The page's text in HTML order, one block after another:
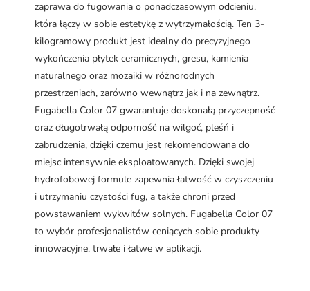
zaprawa do fugowania o ponadczasowym odcieniu,
która łączy w sobie estetykę z wytrzymałością. Ten 3-
kilogramowy produkt jest idealny do precyzyjnego
wykończenia płytek ceramicznych, gresu, kamienia
naturalnego oraz mozaiki w różnorodnych
przestrzeniach, zarówno wewnątrz jak i na zewnątrz.
Fugabella Color 07 gwarantuje doskonałą przyczepność
oraz długotrwałą odporność na wilgoć, pleśń i
zabrudzenia, dzięki czemu jest rekomendowana do
miejsc intensywnie eksploatowanych. Dzięki swojej
hydrofobowej formule zapewnia łatwość w czyszczeniu
i utrzymaniu czystości fug, a także chroni przed
powstawaniem wykwitów solnych. Fugabella Color 07
to wybór profesjonalistów ceniących sobie produkty
innowacyjne, trwałe i łatwe w aplikacji.